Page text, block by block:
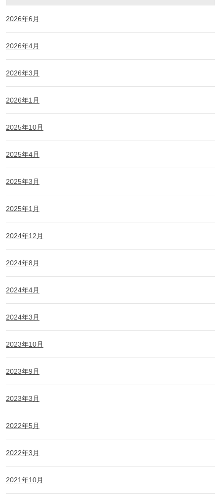
2026年6月
2026年4月
2026年3月
2026年1月
2025年10月
2025年4月
2025年3月
2025年1月
2024年12月
2024年8月
2024年4月
2024年3月
2023年10月
2023年9月
2023年3月
2022年5月
2022年3月
2021年10月